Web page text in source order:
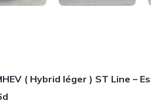
( Hybrid léger ) ST Line –